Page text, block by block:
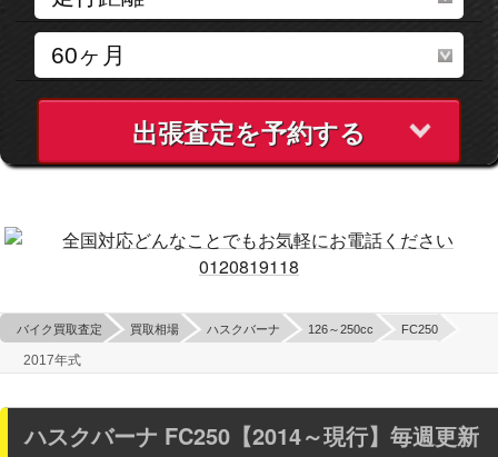
出張査定を予約する
バイク買取査定 買取相場 ハスクバーナ 126～250cc FC250
2017年式
ハスクバーナ FC250【2014～現行】毎週更新